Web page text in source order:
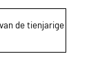
de tienjarige